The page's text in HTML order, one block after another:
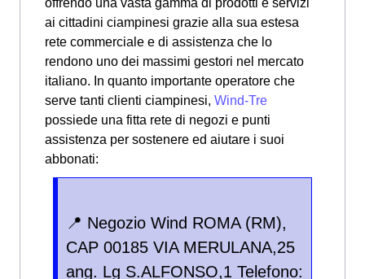
offrendo una vasta gamma di prodotti e servizi
ai cittadini ciampinesi grazie alla sua estesa
rete commerciale e di assistenza che lo
rendono uno dei massimi gestori nel mercato
italiano. In quanto importante operatore che
serve tanti clienti ciampinesi, Wind-Tre
possiede una fitta rete di negozi e punti
assistenza per sostenere ed aiutare i suoi
abbonati:
📍 Negozio Wind ROMA (RM),
CAP 00185 VIA MERULANA,25
ang. Lg S.ALFONSO,1 Telefono: